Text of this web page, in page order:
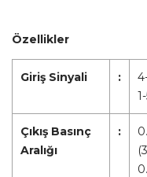
Özellikler
Giriş Sinyali :
Çıkış Basınç
Aralığı
: